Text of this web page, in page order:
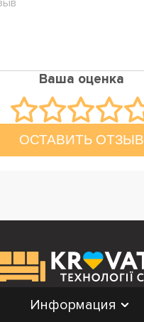
Ваша оценка
ОСТАВИТЬ ОТЗЫВ
Информация